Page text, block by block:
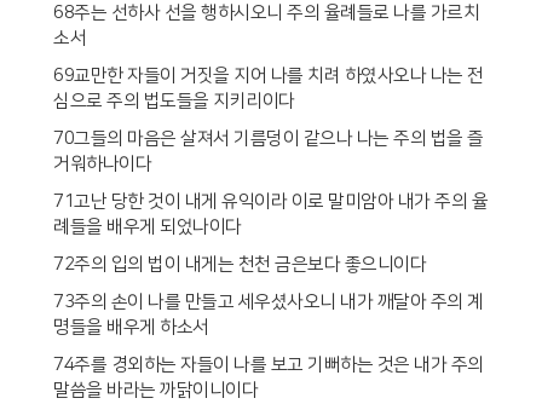
68주는 선하사 선을 행하시오니 주의 율례들로 나를 가르치
소서
69교만한 자들이 거짓을 지어 나를 치려 하였사오나 나는 전
심으로 주의 법도들을 지키리이다
70그들의 마음은 살져서 기름덩이 같으나 나는 주의 법을 즐
거워하나이다
71고난 당한 것이 내게 유익이라 이로 말미암아 내가 주의 율
례들을 배우게 되었나이다
72주의 입의 법이 내게는 천천 금은보다 좋으니이다
73주의 손이 나를 만들고 세우셨사오니 내가 깨달아 주의 계
명들을 배우게 하소서
74주를 경외하는 자들이 나를 보고 기뻐하는 것은 내가 주의
말씀을 바라는 까닭이니이다